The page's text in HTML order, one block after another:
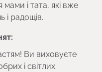
і тата, які вже
радощів.
Ви виховуєте
і світлих.